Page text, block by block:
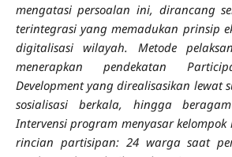
mengatasi persoalan ini, dirancang
terintegrasi yang memadukan prinsip
digitalisasi wilayah. Metode
menerapkan pendekatan
Development yang direalisasikan lewat
sosialisasi berkala, hingga
Intervensi program menyasar
rincian partisipan: 24 warga saat